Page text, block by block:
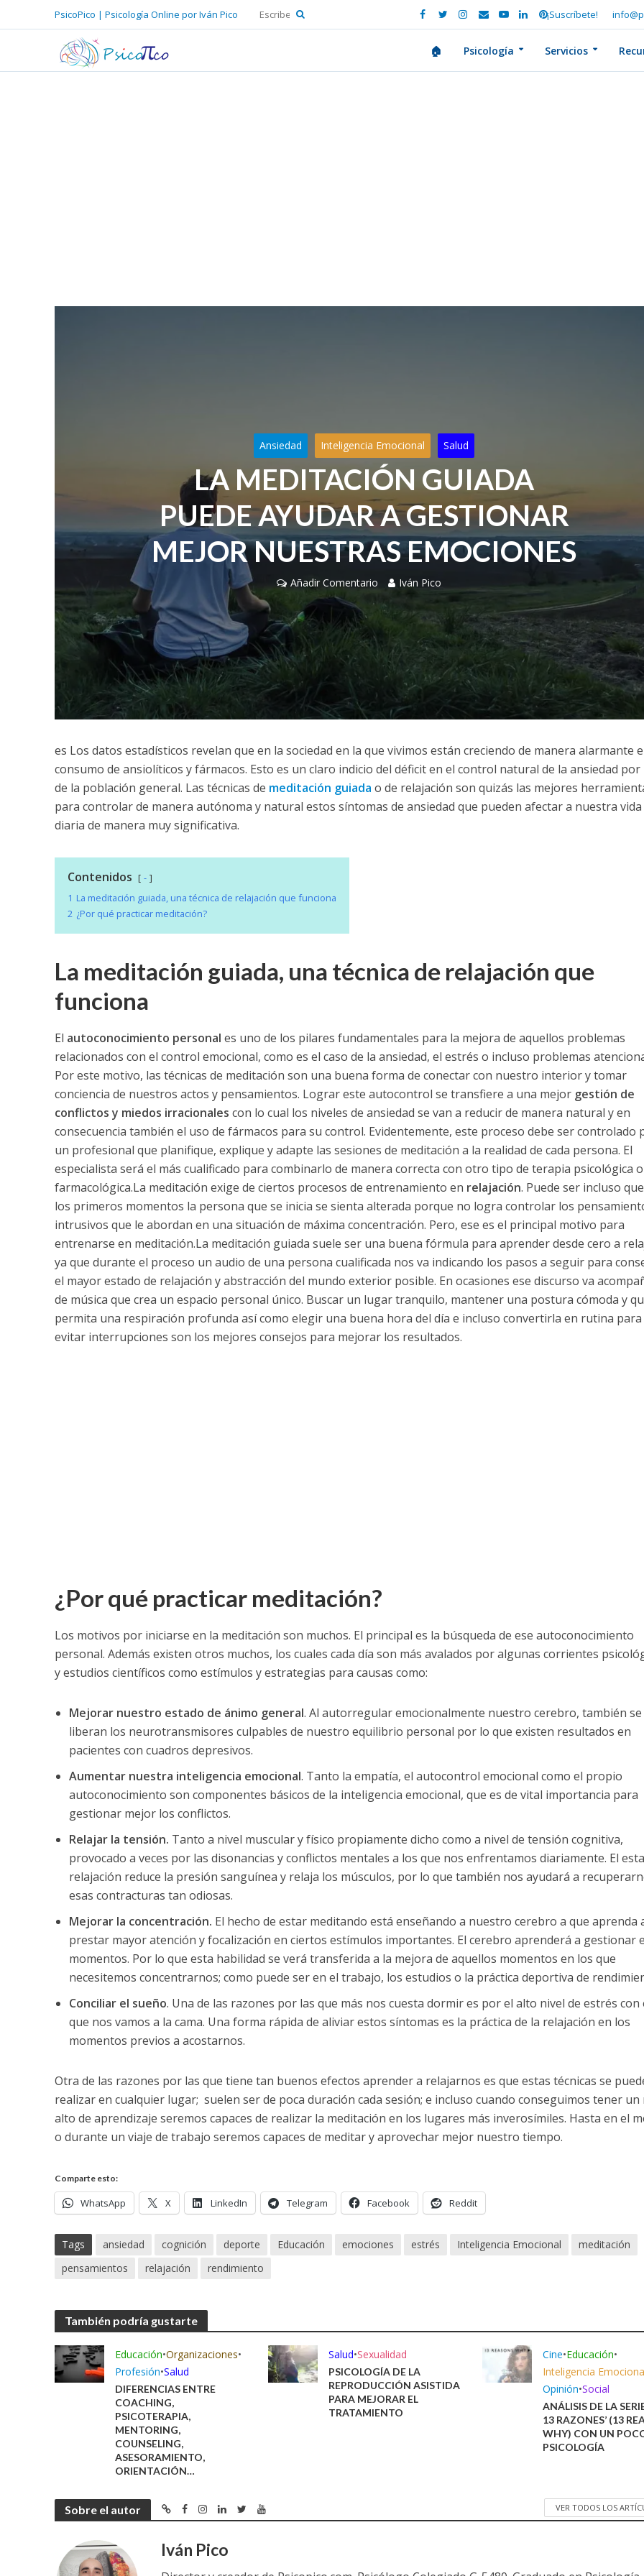
PsicoPico | Psicología Online por Iván Pico ¡Suscríbete!
🏠 Psicología Servicios
Ansiedad Inteligencia Emocional Salud
LA MEDITACIÓN GUIADA
PUEDE AYUDAR A GESTIONAR
MEJOR NUESTRAS EMOCIONES
Añadir Comentario Iván Pico
es Los datos estadísticos revelan que en la sociedad en la que vivimos están creciendo de manera alarmante
consumo de ansiolíticos y fármacos. Esto es un claro indicio del déficit en el control natural de la ansiedad
de la población general. Las técnicas de meditación guiada o de relajación son quizás las mejores
para controlar de manera autónoma y natural estos síntomas de ansiedad que pueden afectar a nuestra vida
diaria de manera muy significativa.
Contenidos
-
1 La meditación guiada, una técnica de relajación que funciona
2 ¿Por qué practicar meditación?
La meditación guiada, una técnica de relajación que
funciona
El autoconocimiento personal es uno de los pilares fundamentales para la mejora de aquellos problemas
relacionados con el control emocional, como es el caso de la ansiedad, el estrés o incluso problemas
Por este motivo, las técnicas de meditación son una buena forma de conectar con nuestro interior y tomar
conciencia de nuestros actos y pensamientos. Lograr este autocontrol se transfiere a una mejor gestión de
conflictos y miedos irracionales con lo cual los niveles de ansiedad se van a reducir de manera natural y en
consecuencia también el uso de fármacos para su control. Evidentemente, este proceso debe ser controlado
un profesional que planifique, explique y adapte las sesiones de meditación a la realidad de cada persona. El
especialista será el más cualificado para combinarlo de manera correcta con otro tipo de terapia psicológica o
farmacológica.La meditación exige de ciertos procesos de entrenamiento en relajación. Puede ser incluso
los primeros momentos la persona que se inicia se sienta alterada porque no logra controlar los
intrusivos que le abordan en una situación de máxima concentración. Pero, ese es el principal motivo para
entrenarse en meditación.La meditación guiada suele ser una buena fórmula para aprender desde cero a
ya que durante el proceso un audio de una persona cualificada nos va indicando los pasos a seguir para
el mayor estado de relajación y abstracción del mundo exterior posible. En ocasiones ese discurso va
de música que crea un espacio personal único. Buscar un lugar tranquilo, mantener una postura cómoda y
permita una respiración profunda así como elegir una buena hora del día e incluso convertirla en rutina para
evitar interrupciones son los mejores consejos para mejorar los resultados.
¿Por qué practicar meditación?
Los motivos por iniciarse en la meditación son muchos. El principal es la búsqueda de ese autoconocimiento
personal. Además existen otros muchos, los cuales cada día son más avalados por algunas corrientes
y estudios científicos como estímulos y estrategias para causas como:
Mejorar nuestro estado de ánimo general. Al autorregular emocionalmente nuestro cerebro, también se
liberan los neurotransmisores culpables de nuestro equilibrio personal por lo que existen resultados en
pacientes con cuadros depresivos.
Aumentar nuestra inteligencia emocional. Tanto la empatía, el autocontrol emocional como el propio
autoconocimiento son componentes básicos de la inteligencia emocional, que es de vital importancia para
gestionar mejor los conflictos.
Relajar la tensión. Tanto a nivel muscular y físico propiamente dicho como a nivel de tensión cognitiva,
provocado a veces por las disonancias y conflictos mentales a los que nos enfrentamos diariamente. El
relajación reduce la presión sanguínea y relaja los músculos, por lo que también nos ayudará a
esas contracturas tan odiosas.
Mejorar la concentración. El hecho de estar meditando está enseñando a nuestro cerebro a que aprenda
prestar mayor atención y focalización en ciertos estímulos importantes. El cerebro aprenderá a gestionar
momentos. Por lo que esta habilidad se verá transferida a la mejora de aquellos momentos en los que
necesitemos concentrarnos; como puede ser en el trabajo, los estudios o la práctica deportiva de
Conciliar el sueño. Una de las razones por las que más nos cuesta dormir es por el alto nivel de estrés con
que nos vamos a la cama. Una forma rápida de aliviar estos síntomas es la práctica de la relajación en los
momentos previos a acostarnos.
Otra de las razones por las que tiene tan buenos efectos aprender a relajarnos es que estas técnicas se
realizar en cualquier lugar; suelen ser de poca duración cada sesión; e incluso cuando conseguimos tener un
alto de aprendizaje seremos capaces de realizar la meditación en los lugares más inverosímiles. Hasta en el
o durante un viaje de trabajo seremos capaces de meditar y aprovechar mejor nuestro tiempo.
Comparte esto:
WhatsApp X LinkedIn Telegram Facebook Reddit
Tags ansiedad cognición deporte Educación emociones estrés Inteligencia Emocional
meditación
pensamientos
relajación rendimiento
También podría gustarte
Educación•Organizaciones•
Profesión•Salud
DIFERENCIAS ENTRE
COACHING,
PSICOTERAPIA,
MENTORING,
COUNSELING,
ASESORAMIENTO,
ORIENTACIÓN…
Salud•Sexualidad
PSICOLOGÍA DE LA
REPRODUCCIÓN ASISTIDA
PARA MEJORAR EL
TRATAMIENTO
Cine•Educación•
Inteligencia
Opinión•Social
ANÁLISIS DE LA
13 RAZONES’ (13
WHY) CON UN
PSICOLOGÍA
Sobre el autor VER TODOS LOS
Iván Pico